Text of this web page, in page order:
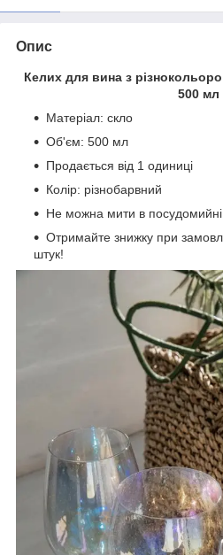
Опис
Келих для вина з
500 мл
Матеріал: скло
Об'єм: 500 мл
Продається від 1 одиниці
Колір: різнобарвний
Не можна мити в
Отримайте знижку при
штук!